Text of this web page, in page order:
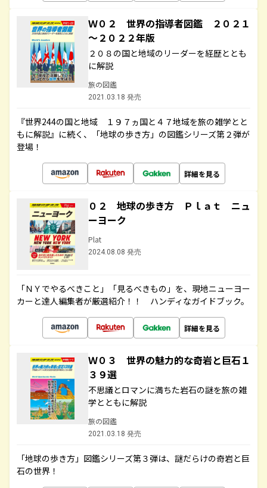
Ｗ０２ 世界の指導者図鑑 ２０２１
～２０２２年版
２０８の国と地域のリーダーを経歴ととも
に解説
旅の図鑑
2021.03.18 発売
『世界244の国と地域 １９７ヵ国と４７地域を旅の雑学とと
もに解説』に続く、「地球の歩き方」の図鑑シリーズ第２弾が
登場！
詳細を見る
０２ 地球の歩き方 Ｐｌａｔ ニュ
ーヨーク
Plat
2024.08.08 発売
「ＮＹでやるべきこと」「見るべきもの」を、現地ニューヨー
カーと達人編集者が厳選紹介！！ ハンディなガイドブック。
詳細を見る
Ｗ０３ 世界の魅力的な奇岩と巨石１
３９選
不思議とロマンに満ちた岩石の謎を旅の雑
学とともに解説
旅の図鑑
2021.03.18 発売
「地球の歩き方」図鑑シリーズ第３弾は、謎だらけの奇岩と巨
石の世界！